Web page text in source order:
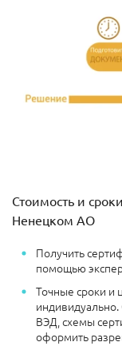
Стоимость и
Ненецком АО
Получить
помощью
Точные сроки и
ВЭД, схемы
оформить